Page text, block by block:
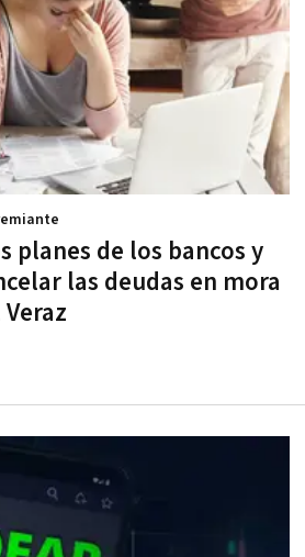
planes de los bancos y
las deudas en mora